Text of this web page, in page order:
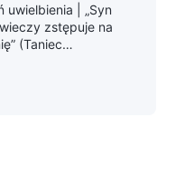
uwielbienia | „Syn
zstępuje na
(Taniec